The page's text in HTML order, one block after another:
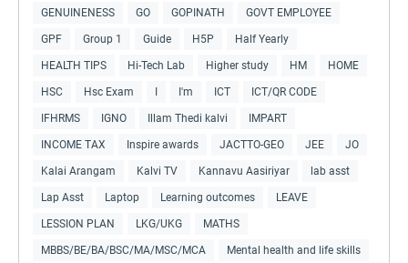
GENUINENESS GO GOPINATH GOVT EMPLOYEE
GPF Group 1 Guide H5P Half Yearly
HEALTH TIPS Hi-Tech Lab Higher study HM HOME
HSC Hsc Exam I'm ICT ICT/QR CODE
IFHRMS IGNO Illam Thedi kalvi IMPART
INCOME TAX Inspire awards JACTTO-GEO JEE JO
Kalai Arangam Kalvi TV Kannavu Aasiriyar lab asst
Lap Asst Laptop Learning outcomes LEAVE
LESSION PLAN LKG/UKG MATHS
MBBS/BE/BA/BSC/MA/MSC/MCA Mental health and life skills